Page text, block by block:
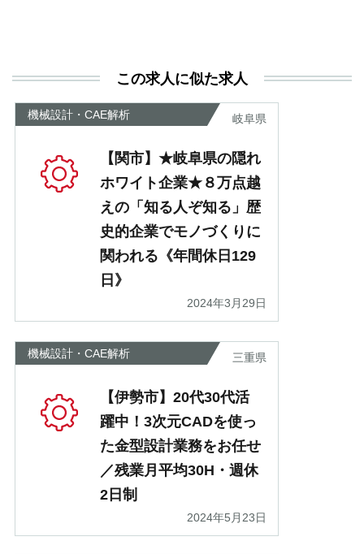
が
この求人に似た求人
機械設計・CAE解析 岐阜県
【関市】★岐阜県の隠れ
ホワイト企業★８万点越
えの「知る人ぞ知る」歴
史的企業でモノづくりに
関われる《年間休日129
日》
2024年3月29日
機械設計・CAE解析 三重県
【伊勢市】20代30代活
躍中！3次元CADを使っ
た金型設計業務をお任せ
／残業月平均30H・週休
2日制
2024年5月23日